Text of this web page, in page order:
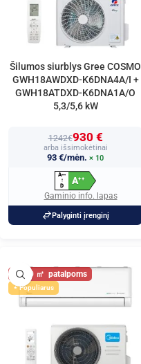
Šilumos siurblys Gree COSMO
GWH18AWDXD-K6DNA4A/I +
GWH18ATDXD-K6DNA1A/O
5,3/5,6 kW
1242€930 €
arba išsimokėtinai
93 €/mėn. × 10
A+++
↑
D
A++
Gaminio info. lapas
Palyginti įrenginį
60
Populiarus